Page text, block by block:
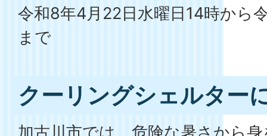
令和8年4月22日水曜日14時から
まで
クーリングシェルター